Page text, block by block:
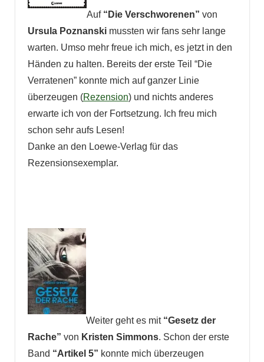
Auf“Die Verschworenen” von
Ursula Poznanskimussten wir fans sehr lange
warten. Umso mehr freue ich mich, es jetzt in den
Händen zu halten. Bereits der erste Teil “Die
Verratenen” konnte mich auf ganzer Linie
überzeugen (Rezension) und nichts anderes
erwarte ich von der Fortsetzung. Ich freu mich
schon sehr aufs Lesen!
Danke an den Loewe-Verlag für das
Rezensionsexemplar.
Weiter geht es mit“Gesetz der
Rache” von Kristen Simmons. Schon der erste
Band “Artikel 5” konnte mich überzeugen